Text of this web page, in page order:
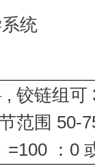
统
, 铰链组可
范围 50-
：0